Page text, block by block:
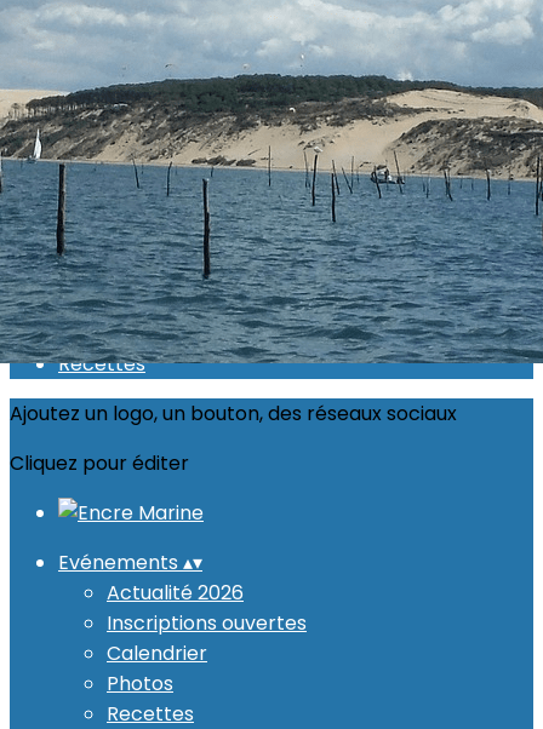
Exporter les lignes sélectionnées
Exporter toutes les colonnes
Exporter uniquement les colonnes affichées
Menu
<
>
Actualité 2026
Inscriptions ouvertes
Calendrier
Photos
Recettes
Ajoutez un logo, un bouton, des réseaux sociaux
Cliquez pour éditer
Evénements ▴▾
Actualité 2026
Inscriptions ouvertes
Calendrier
Photos
Recettes